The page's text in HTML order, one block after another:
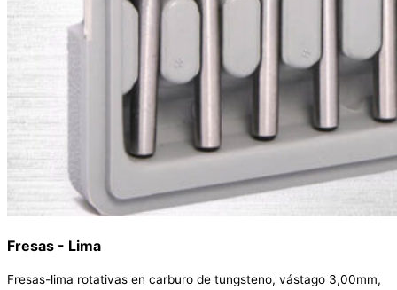
Fresas - Lima
Fresas-lima rotativas en carburo de tungsteno, vástago 3,00mm,